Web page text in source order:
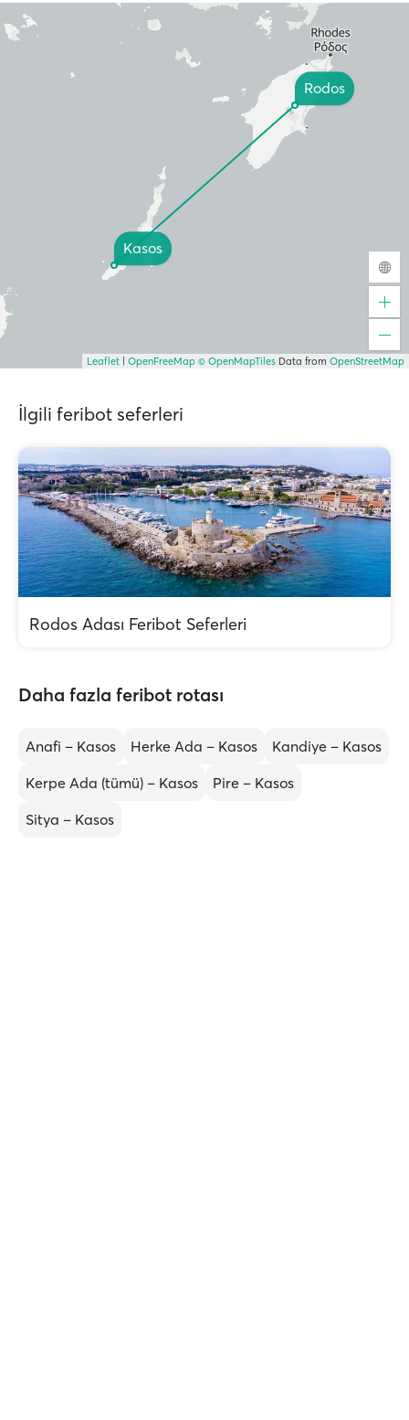
Rodos
Kasos
Leaflet OpenFreeMap © OpenMapTiles Data from OpenStreetMap
İlgili feribot seferleri
Rodos Adası Feribot Seferleri
Daha fazla feribot rotası
Anafi – Kasos Herke Ada – Kasos
Kandiye – Kasos
Kerpe Ada (tümü) – Kasos
Pire – Kasos
Sitya – Kasos